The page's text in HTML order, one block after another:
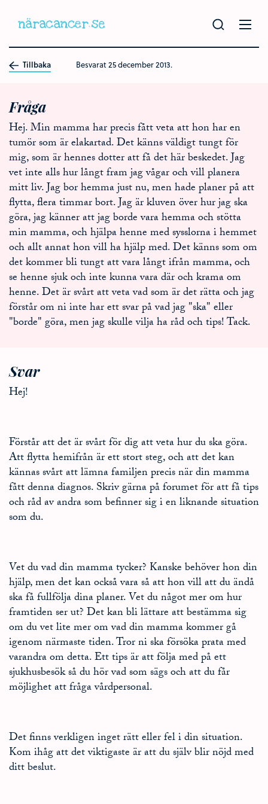
Tillbaka Besvarat25 december 2013.
Fråga
Hej. Min mamma har precis fått veta att hon har en
tumör som är elakartad. Det känns väldigt tungt för
mig, som är hennes dotter att få det här beskedet. Jag
vet inte alls hur långt fram jag vågar och vill planera
mitt liv. Jag bor hemma just nu, men hade planer på att
flytta, flera timmar bort. Jag är kluven över hur jag ska
göra, jag känner att jag borde vara hemma och stötta
min mamma, och hjälpa henne med sysslorna i hemmet
och allt annat hon vill ha hjälp med. Det känns som om
det kommer bli tungt att vara långt ifrån mamma, och
se henne sjuk och inte kunna vara där och krama om
henne. Det är svårt att veta vad som är det rätta och jag
förstår om ni inte har ett svar på vad jag "ska" eller
"borde" göra, men jag skulle vilja ha råd och tips! Tack.
Svar
Hej!
Förstår att det är svårt för dig att veta hur du ska göra.
Att flytta hemifrån är ett stort steg, och att det kan
kännas svårt att lämna familjen precis när din mamma
fått denna diagnos. Skriv gärna på forumet för att få tips
och råd av andra som befinner sig i en liknande situation
som du.
Vet du vad din mamma tycker? Kanske behöver hon din
hjälp, men det kan också vara så att hon vill att du ändå
ska få fullfölja dina planer. Vet du något mer om hur
framtiden ser ut? Det kan bli lättare att bestämma sig
om du vet lite mer om vad din mamma kommer gå
igenom närmaste tiden. Tror ni ska försöka prata med
varandra om detta. Ett tips är att följa med på ett
sjukhusbesök så du hör vad som sägs och att du får
möjlighet att fråga vårdpersonal.
Det finns verkligen inget rätt eller fel i din situation.
Kom ihåg att det viktigaste är att du själv blir nöjd med
ditt beslut.